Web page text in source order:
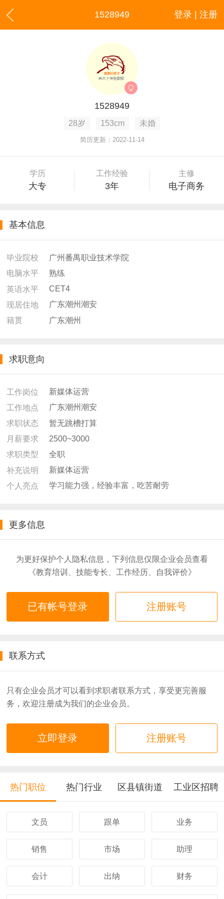
登录 | 注册
1528949
1528949
28岁 153cm 未婚
简历更新：2022-11-14
学历
大专
工作经验
3年
主修
电子商务
基本信息
毕业院校
广州番禺职业技术学院
电脑水平
熟练
英语水平
CET4
现居住地
广东潮州潮安
籍贯
广东潮州
求职意向
工作岗位
新媒体运营
工作地点
广东潮州潮安
求职状态
暂无跳槽打算
月薪要求
2500~3000
求职类型
全职
补充说明
新媒体运营
个人亮点
学习能力强，经验丰富，吃苦耐劳
更多信息
为更好保护个人隐私信息，下列信息仅限企业会员查看
《教育培训、技能专长、工作经历、自我评价》
已有帐号登录 注册账号
联系方式
只有企业会员才可以看到求职者联系方式，享受更完善服
务，欢迎注册成为我们的企业会员。
立即登录 注册账号
热门职位 热门行业 区县镇街道 工业区招聘
文员 跟单 业务
销售 市场 助理
会计 出纳 财务